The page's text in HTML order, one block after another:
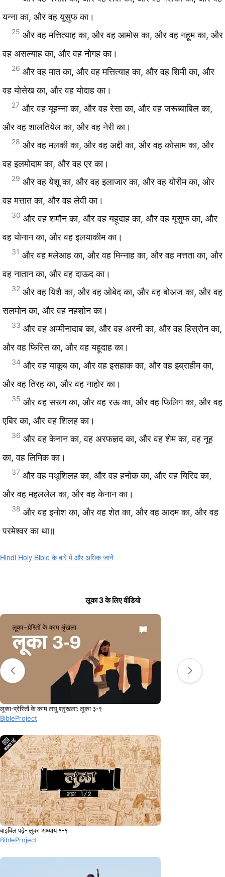
यन्ना का, और वह यूसुफ का।
25 और वह मत्तित्याह का, और वह आमोस का, और वह नहूम का, और
वह असल्याह का, और वह नोगह का।
26 और वह मात का, और वह मत्तित्याह का, और वह शिमी का, और
वह योसेख का, और वह योदाह का।
27 और वह यूहन्ना का, और वह रेसा का, और वह जरूब्बाबिल का,
और वह शालतियेल का, और वह नेरी का।
28 और वह मलकी का, और वह अद्दी का, और वह कोसाम का, और
वह इलमोदाम का, और वह एर का।
29 और वह येशू का, और वह इलाजार का, और वह योरीम का, ओर
वह मत्तात का, और वह लेवी का।
30 और वह शमौन का, और वह यहूदाह का, और वह यूसुफ का, और
वह योनान का, और वह इलयाकीम का।
31 और वह मलेआह का, और वह मिन्नाह का, और वह मत्तता का, और
वह नातान का, और वह दाऊद का।
32 और वह यिशै का, और वह ओबेद का, और वह बोअज का, और वह
सलमोन का, और वह नहशोन का।
33 और वह अम्मीनादाब का, और वह अरनी का, और वह हिस्रोन का,
और वह फिरिस का, और वह यहूदाह का।
34 और वह याकूब का, और वह इसहाक का, और वह इब्राहीम का,
और वह तिरह का, और वह नाहोर का।
35 और वह सरूग का, और वह रऊ का, और वह फिलिग का, और वह
एबिर का, और वह शिलह का।
36 और वह केनान का, वह अरफज्ञद का, और वह शेम का, वह नूह
का, वह लिमिक का।
37 और वह मथूशिलह का, और वह हनोक का, और वह यिरिद का,
और वह महललेल का, और वह केनान का।
38 और वह इनोश का, और वह शेत का, और वह आदम का, और वह
परमेश्वर का था॥
Hindi Holy Bible के बारे में और अधिक जानें
लूका 3 के लिए वीडियो
लूका-प्रेरितों के काम लघु श्रृंखला: लूका ३-९
BibleProject
बाइबिल पढ़े- लुका अध्याय १-९
BibleProject